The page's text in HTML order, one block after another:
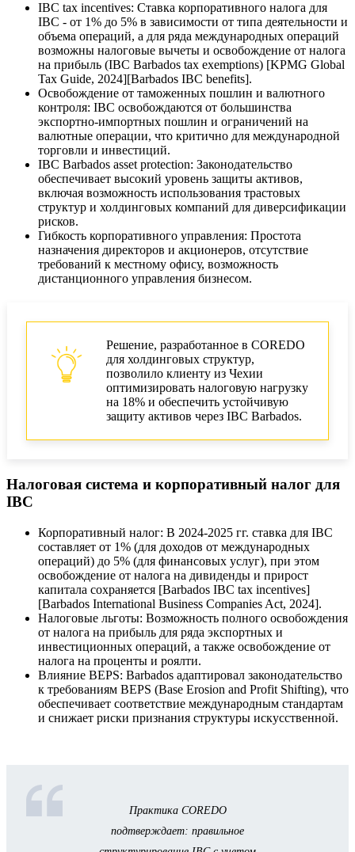
IBC tax incentives: Ставка корпоративного налога для
IBC - от 1% до 5% в зависимости от типа деятельности и
объема операций, а для ряда международных операций
возможны налоговые вычеты и освобождение от налога
на прибыль (IBC Barbados tax exemptions) [KPMG Global
Tax Guide, 2024][Barbados IBC benefits].
Освобождение от таможенных пошлин и валютного
контроля: IBC освобождаются от большинства
экспортно-импортных пошлин и ограничений на
валютные операции, что критично для международной
торговли и инвестиций.
IBC Barbados asset protection: Законодательство
обеспечивает высокий уровень защиты активов,
включая возможность использования трастовых
структур и холдинговых компаний для диверсификации
рисков.
Гибкость корпоративного управления: Простота
назначения директоров и акционеров, отсутствие
требований к местному офису, возможность
дистанционного управления бизнесом.
Решение, разработанное в COREDO
для холдинговых структур,
позволило клиенту из Чехии
оптимизировать налоговую нагрузку
на 18% и обеспечить устойчивую
защиту активов через IBC Barbados.
Налоговая система и корпоративный налог для
IBC
Корпоративный налог: В 2024-2025 гг. ставка для IBC
составляет от 1% (для доходов от международных
операций) до 5% (для финансовых услуг), при этом
освобождение от налога на дивиденды и прирост
капитала сохраняется [Barbados IBC tax incentives]
[Barbados International Business Companies Act, 2024].
Налоговые льготы: Возможность полного освобождения
от налога на прибыль для ряда экспортных и
инвестиционных операций, а также освобождение от
налога на проценты и роялти.
Влияние BEPS: Barbados адаптировал законодательство
к требованиям BEPS (Base Erosion and Profit Shifting), что
обеспечивает соответствие международным стандартам
и снижает риски признания структуры искусственной.
Практика COREDO
подтверждает: правильное